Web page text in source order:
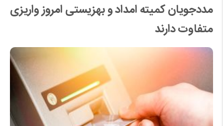
مددجویان کمیته امداد و بهزیستی امروز واریزی
متفاوت دارند